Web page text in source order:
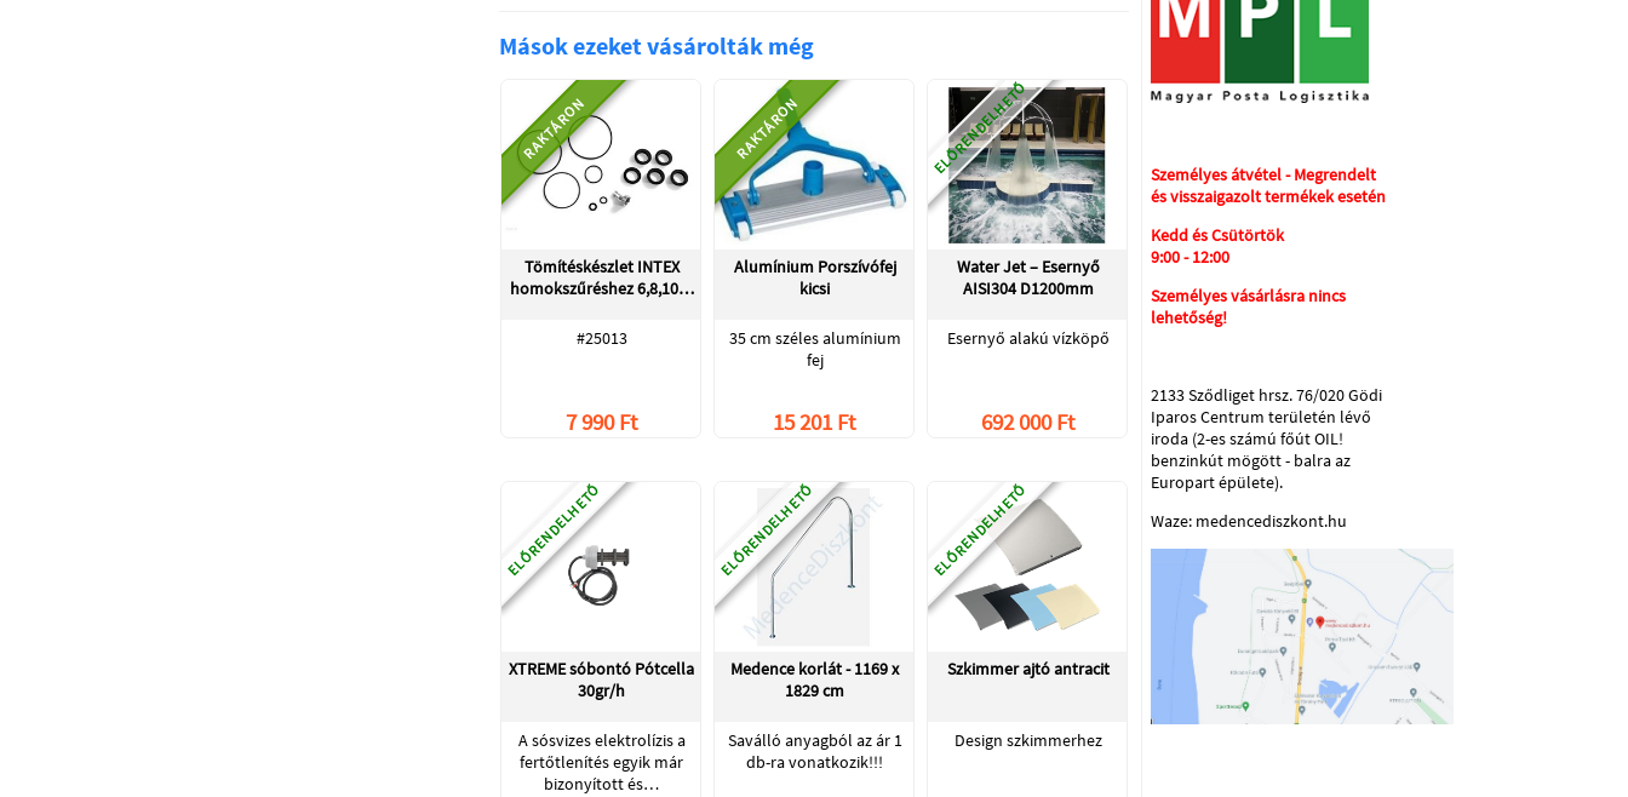
Mások ezeket vásárolták még
RAKTÁRON
Tömítéskészlet INTEX
homokszűréshez 6,8,10…
#25013
7 990 Ft
RAKTÁRON
Alumínium Porszívófej
kicsi
35 cm széles alumínium
fej
15 201 Ft
ELŐRENDELHETŐ
Water Jet – Esernyő
AISI304 D1200mm
Esernyő alakú vízköpő
692 000 Ft
ELŐRENDELHETŐ
XTREME sóbontó Pótcella
30gr/h
A sósvizes elektrolízis a
fertőtlenítés egyik már
bizonyított és…
ELŐRENDELHETŐ
Medence korlát - 1169 x
1829 cm
Saválló anyagból az ár 1
db-ra vonatkozik!!!
ELŐRENDELHETŐ
Szkimmer ajtó antracit
Design szkimmerhez
Személyes átvétel - Megrendelt
és visszaigazolt termékek esetén
Kedd és Csütörtök
9:00 - 12:00
Személyes vásárlásra nincs
lehetőség!
2133 Sződliget hrsz. 76/020 Gödi
Iparos Centrum területén lévő
iroda (2-es számú főút OIL!
benzinkút mögött - balra az
Europart épülete).
Waze: medencediszkont.hu